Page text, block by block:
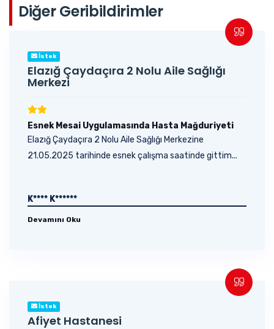
Diğer Geribildirimler
İstek
Elazığ Çaydaçıra 2 Nolu Aile Sağlığı
Merkezi
Esnek Mesai Uygulamasında Hasta Mağduriyeti
Elazığ Çaydaçıra 2 Nolu Aile Sağlığı Merkezine
21.05.2025 tarihinde esnek çalışma saatinde gittim...
K**** K******
Devamını Oku
İstek
Afiyet Hastanesi